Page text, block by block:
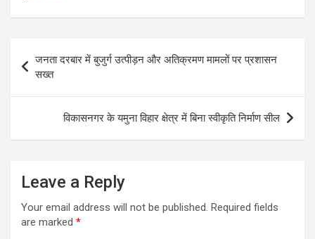
navigation
जनता दरबार में बुजुर्ग उत्पीड़न और अतिक्रमण मामलों पर प्रशासन
सख्त
विकासनगर के यमुना विहार क्षेत्र में बिना स्वीकृति निर्माण सील
Leave a Reply
Your email address will not be published. Required fields
are marked *